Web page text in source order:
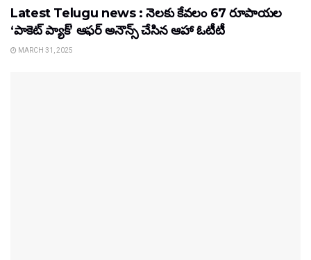
Latest Telugu news : నెలకు కేవలం 67 రూపాయల
‘పాకెట్ ప్యాక్’ ఆఫర్ అనౌన్స్ చేసిన ఆహా ఓటీటీ
MARCH 31, 2025